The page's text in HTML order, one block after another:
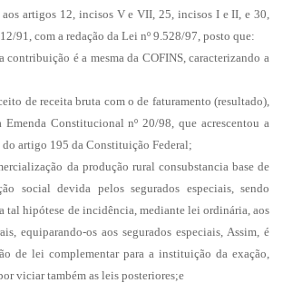
aos artigos 12, incisos V e VII, 25, incisos I e II, e 30,
91, com a redação da Lei nº 9.528/97, posto que:
contribuição é a mesma da COFINS, caracterizando a
de receita bruta com o de faturamento (resultado),
Emenda Constitucional nº 20/98, que acrescentou a
artigo 195 da Constituição Federal;
da produção rural consubstancia base de
social devida pelos segurados especiais, sendo
tal hipótese de incidência, mediante lei ordinária, aos
equiparando-os aos segurados especiais, Assim, é
de lei complementar para a instituição da exação,
viciar também as leis posteriores;e